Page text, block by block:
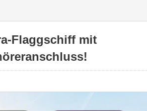
Flaggschiff mit